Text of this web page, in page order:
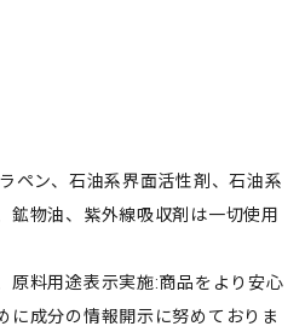
ペン、石油系界面活性剤、石油系
鉱物油、紫外線吸収剤は一切使用
料用途表示実施:商品をより安心
に成分の情報開示に努めておりま